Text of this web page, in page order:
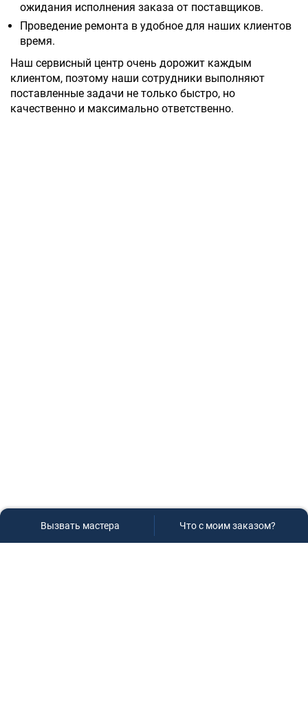
ожидания исполнения заказа от поставщиков.
Проведение ремонта в удобное для наших клиентов
время.
Наш сервисный центр очень дорожит каждым
клиентом, поэтому наши сотрудники выполняют
поставленные задачи не только быстро, но
качественно и максимально ответственно.
Вызвать мастера Что с моим заказом?